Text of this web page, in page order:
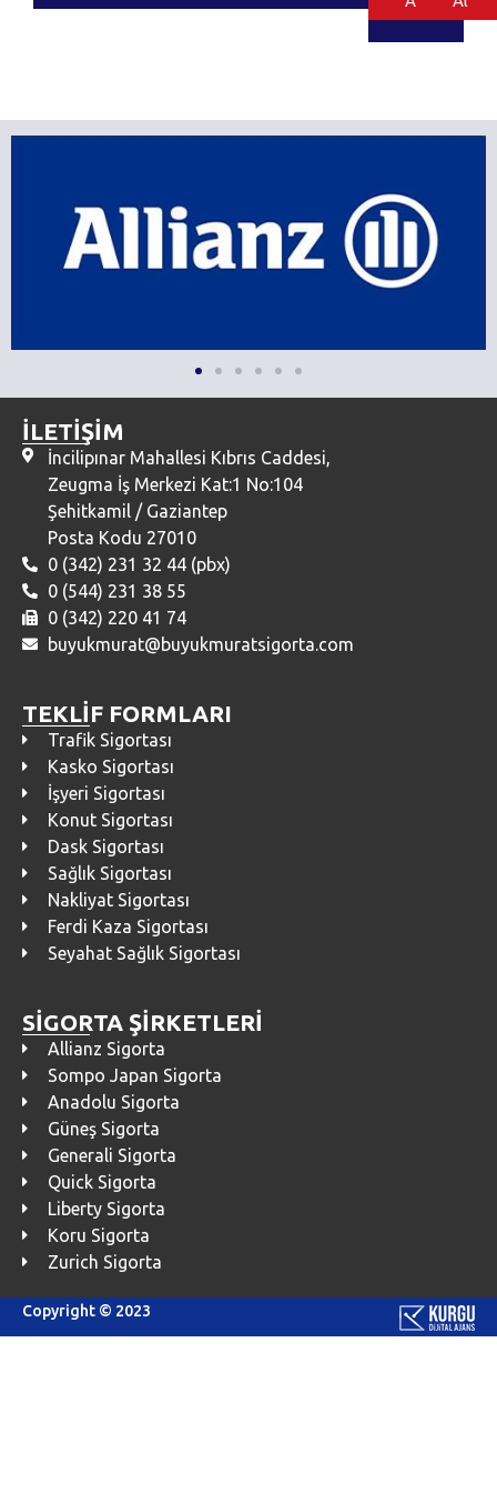
İLETİŞİM
İncilipınar Mahallesi Kıbrıs Caddesi,
Zeugma İş Merkezi Kat:1 No:104
Şehitkamil / Gaziantep
Posta Kodu 27010
0 (342) 231 32 44 (pbx)
0 (544) 231 38 55
0 (342) 220 41 74
buyukmurat@buyukmuratsigorta.com
TEKLİF FORMLARI
Trafik Sigortası
Kasko Sigortası
İşyeri Sigortası
Konut Sigortası
Dask Sigortası
Sağlık Sigortası
Nakliyat Sigortası
Ferdi Kaza Sigortası
Seyahat Sağlık Sigortası
SİGORTA ŞİRKETLERİ
Allianz Sigorta
Sompo Japan Sigorta
Anadolu Sigorta
Güneş Sigorta
Generali Sigorta
Quick Sigorta
Liberty Sigorta
Koru Sigorta
Zurich Sigorta
Copyright © 2023